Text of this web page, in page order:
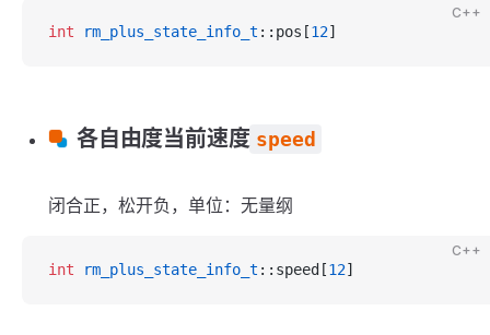
C++
int rm_plus_state_info_t ::pos[12]
各自由度当前速度 speed
闭合正，松开负，单位：无量纲
C++
int rm_plus_state_info_t ::speed[12]